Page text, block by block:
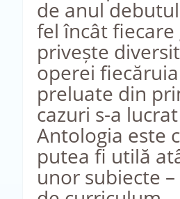
de anul
fel încât
privește
operei
preluate din
cazuri s-a
Antologia este
putea fi utilă
unor subiecte